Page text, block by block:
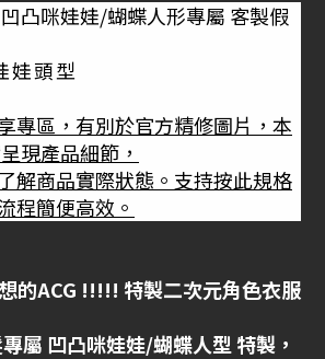
凸咪娃娃/蝴蝶人形專屬 客製假
娃頭型
專區，有別於官方精修圖片，本
現產品細節，
解商品實際狀態。支持按此規格
程簡便高效。
的ACG !!!!! 特製二次元角色衣服
屬 凹凸咪娃娃/蝴蝶人型 特製，